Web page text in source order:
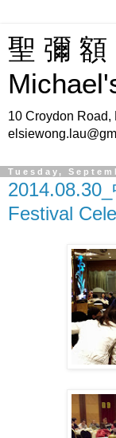
聖 彌 額
10 Croydon Road,
Tuesday,
Festival